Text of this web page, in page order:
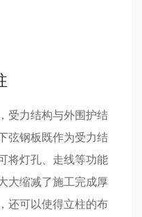
受力结构与外围护结
弦钢板既作为受力结
将灯孔、走线等功能
大缩减了施工完成厚
还可以使得立柱的布